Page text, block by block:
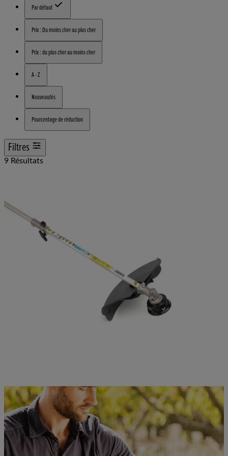
Par défaut
Prix : Du moins cher au plus cher
Prix : du plus cher au moins cher
A - Z
Nouveautés
Pourcentage de réduction
Filtres
9 Résultats